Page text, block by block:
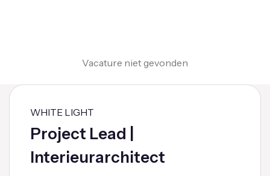
Vacature niet gevonden
WHITE LIGHT
Project Lead |
Interieurarchitect